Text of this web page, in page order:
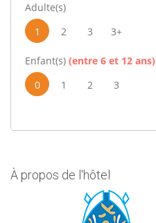
Adulte(s)
1
2 3 3+
Enfant(s) (entre 6 et 12 ans)
0
1 2
3
À propos de l'hôtel